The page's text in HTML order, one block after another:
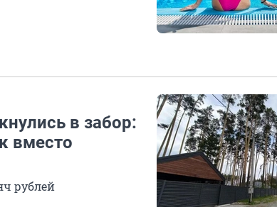
в забор:
вместо
рублей